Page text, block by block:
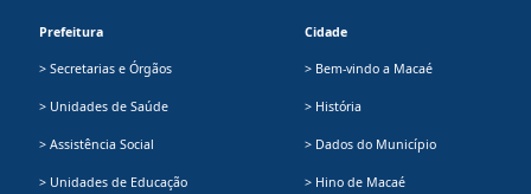
Prefeitura
> Secretarias e Órgãos
> Unidades de Saúde
> Assistência Social
> Unidades de Educação
Cidade
> Bem-vindo a Macaé
> História
> Dados do Município
> Hino de Macaé